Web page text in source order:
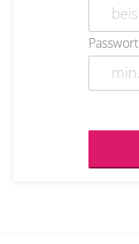
Passwort